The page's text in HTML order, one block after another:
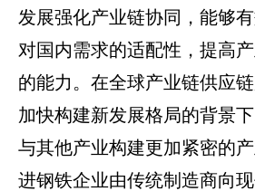
发展强化产业链协同，能够
对国内需求的适配性，提高
的能力。在全球产业链供应
加快构建新发展格局的背景
与其他产业构建更加紧密的
进钢铁企业由传统制造商向